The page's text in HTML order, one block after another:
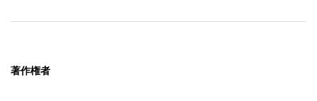
著作権者